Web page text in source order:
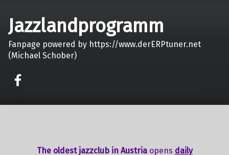
Jazzlandprogramm
Fanpage powered by https://www.derERPtuner.net
(Michael Schober)
The oldest jazzclub in Austria opens daily